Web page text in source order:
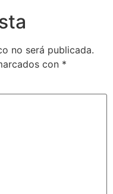
no será publicada.
con *